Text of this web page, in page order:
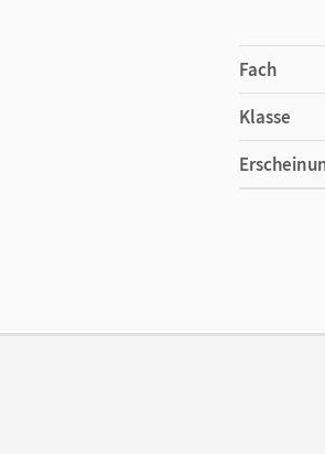
Fach
Klasse